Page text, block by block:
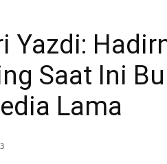
Yazdi:
Saat Ini
Lama